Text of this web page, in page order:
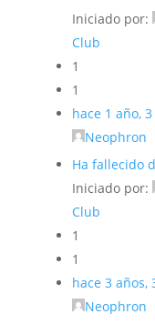
Iniciado por:
Club
1
1
hace 1 año,
Neophron
Ha fallecido
Iniciado por:
Club
1
1
hace 3 años,
Neophron